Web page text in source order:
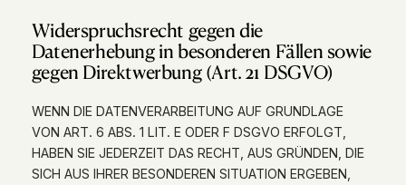
Widerspruchsrecht gegen die
Datenerhebung in besonderen Fällen sowie
gegen Direktwerbung (Art. 21 DSGVO)
WENN DIE DATENVERARBEITUNG AUF GRUNDLAGE
VON ART. 6 ABS. 1 LIT. E ODER F DSGVO ERFOLGT,
HABEN SIE JEDERZEIT DAS RECHT, AUS GRÜNDEN, DIE
SICH AUS IHRER BESONDEREN SITUATION ERGEBEN,